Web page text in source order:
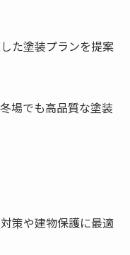
た塗装プランを提案
場でも高品質な塗装
策や建物保護に最適